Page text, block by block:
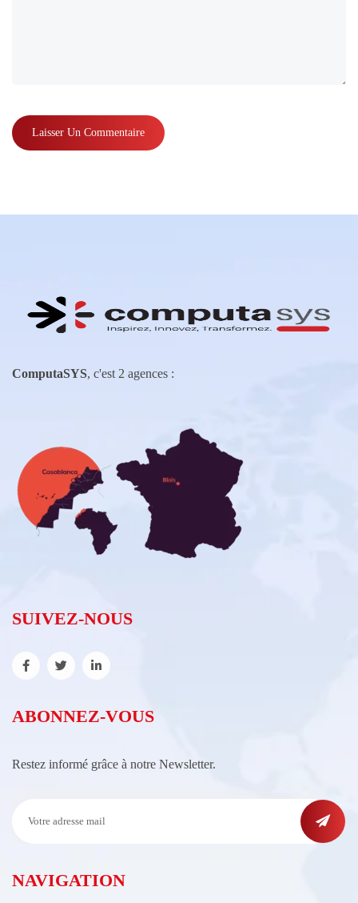
ComputaSYS, c'est 2 agences :
SUIVEZ-NOUS
ABONNEZ-VOUS
Restez informé grâce à notre Newsletter.
NAVIGATION